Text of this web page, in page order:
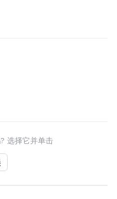
选择它并单击